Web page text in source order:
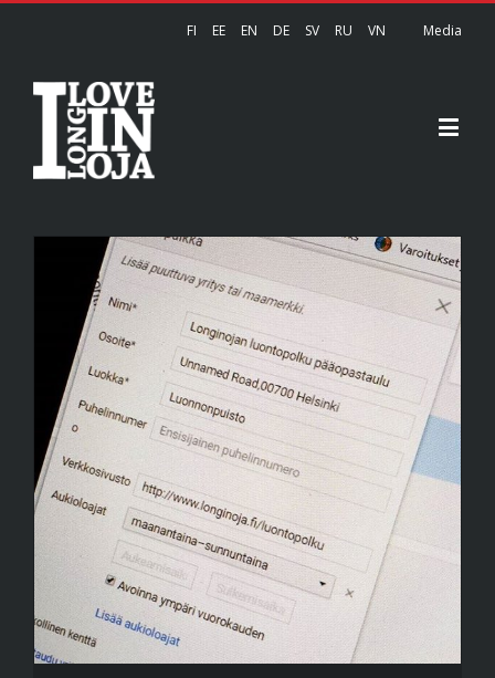
FI EE EN DE SV RU VN Media